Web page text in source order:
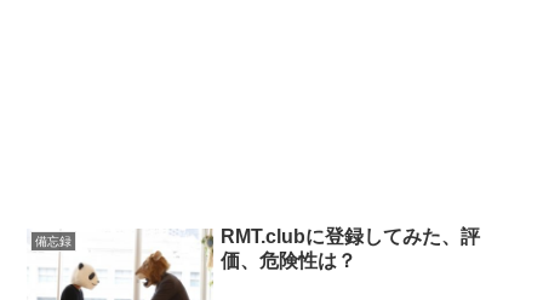
備忘録
RMT.clubに登録してみた、評
価、危険性は？